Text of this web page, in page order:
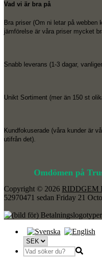
Vad vi är bra på
Bra priser (Om ni letar på webben
jämförelse är våra priser mycket
Snabb leverans (1-3 dagar,
Unikt Sortiment (mer än 150 st
Kundfokuserade (våra kunder är
utifrån det).
Omdömen på
Copyright © 2026 RIDDGEM
52970471 sedan Friday 21